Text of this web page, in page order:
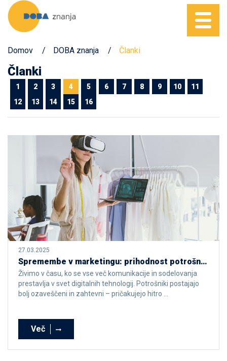
Domov DOBA znanja Članki
Članki
1 2 3 4 5 6 7 8 9 10
11
12
13 14 15 16
27.03.2025
Spremembe v marketingu: prihodnost potrošniškega vedenja in komunikacije
Živimo v času, ko se vse več komunikacije in sodelovanja
prestavlja v svet digitalnih tehnologij. Potrošniki postajajo
bolj ozaveščeni in zahtevni – pričakujejo hitro ...
Več